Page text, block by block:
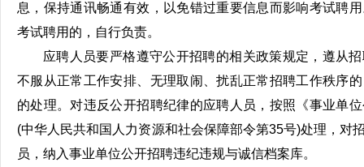
息，保持通讯畅通有效，以免错过重要信息而影响考试聘
考试聘用的，自行负责。
应聘人员要严格遵守公开招聘的相关政策规定，遵从
不服从正常工作安排、无理取闹、扰乱正常招聘工作秩序
的处理。对违反公开招聘纪律的应聘人员，按照《事业单
(中华人民共和国人力资源和社会保障部令第35号)处理，对
员，纳入事业单位公开招聘违纪违规与诚信档案库。